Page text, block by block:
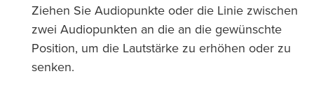
Ziehen Sie Audiopunkte oder die Linie zwischen
zwei Audiopunkten an die an die gewünschte
Position, um die Lautstärke zu erhöhen oder zu
senken.